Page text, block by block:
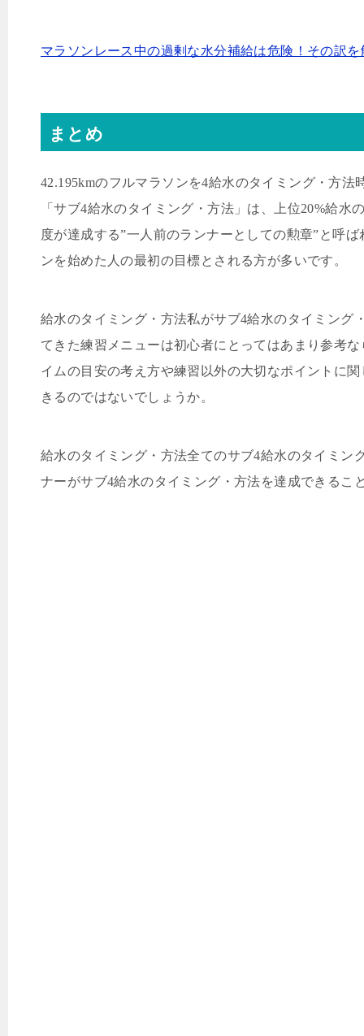
マラソンレース中の過剰な水分補給は危険！その訳を
まとめ
42.195kmのフルマラソンを4給水のタイミング・方法
「サブ4給水のタイミング・方法」は、上位20%給水
度が達成する”一人前のランナーとしての勲章”と呼
ンを始めた人の最初の目標とされる方が多いです。
給水のタイミング・方法私がサブ4給水のタイミング
てきた練習メニューは初心者にとってはあまり参考
イムの目安の考え方や練習以外の大切なポイントに
きるのではないでしょうか。
給水のタイミング・方法全てのサブ4給水のタイミン
ナーがサブ4給水のタイミング・方法を達成できるこ